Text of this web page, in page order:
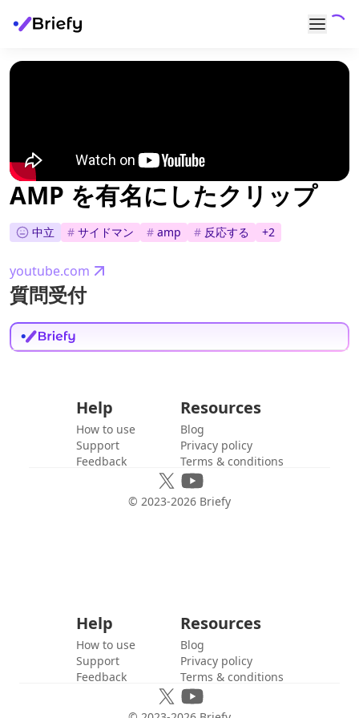
AMP を有名にしたクリップ
中立 # サイドマン # amp # 反応する +2
youtube.com
質問受付
Help
How to use
Support
Feedback
Resources
Blog
Privacy policy
Terms & conditions
© 2023-2026 Briefy
Help
How to use
Support
Feedback
Resources
Blog
Privacy policy
Terms & conditions